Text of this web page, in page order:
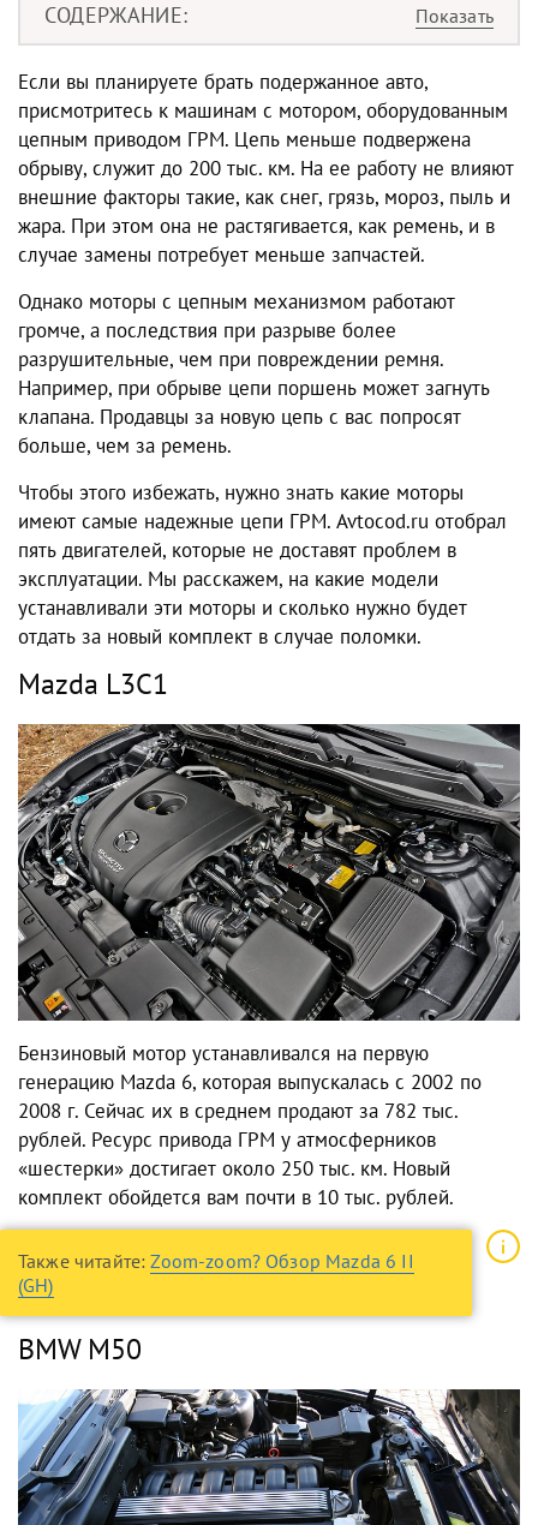
СОДЕРЖАНИЕ
Если вы планируете брать подержанное авто,
присмотритесь к машинам с мотором, оборудованным
цепным приводом ГРМ. Цепь меньше подвержена
обрыву, служит до 200 тыс. км. На ее работу не влияют
внешние факторы такие, как снег, грязь, мороз, пыль и
жара. При этом она не растягивается, как ремень, и в
случае замены потребует меньше запчастей.
Однако моторы с цепным механизмом работают
громче, а последствия при разрыве более
разрушительные, чем при повреждении ремня.
Например, при обрыве цепи поршень может загнуть
клапана. Продавцы за новую цепь с вас попросят
больше, чем за ремень.
Чтобы этого избежать, нужно знать какие моторы
имеют самые надежные цепи ГРМ. Avtocod.ru отобрал
пять двигателей, которые не доставят проблем в
эксплуатации. Мы расскажем, на какие модели
устанавливали эти моторы и сколько нужно будет
отдать за новый комплект в случае поломки.
Mazda L3C1
Бензиновый мотор устанавливался на первую
генерацию Mazda 6, которая выпускалась с 2002 по
2008 г. Сейчас их в среднем продают за 782 тыс.
рублей. Ресурс привода ГРМ у атмосферников
«шестерки» достигает около 250 тыс. км. Новый
комплект обойдется вам почти в 10 тыс. рублей.
Также читайте:Zoom-zoom? Обзор Mazda 6 II
(GH)
BMW M50